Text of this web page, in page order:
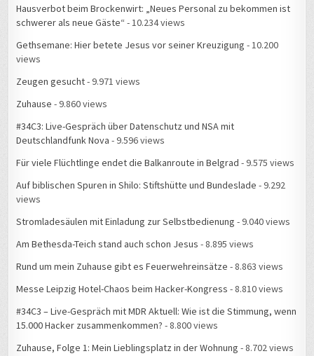
Hausverbot beim Brockenwirt: „Neues Personal zu bekommen ist
schwerer als neue Gäste“ - 10.234 views
Gethsemane: Hier betete Jesus vor seiner Kreuzigung - 10.200
views
Zeugen gesucht- 9.971 views
Zuhause - 9.860 views
#34C3: Live-Gespräch über Datenschutz und NSA mit
Deutschlandfunk Nova - 9.596 views
Für viele Flüchtlinge endet die Balkanroute in Belgrad - 9.575 views
Auf biblischen Spuren in Shilo: Stiftshütte und Bundeslade - 9.292
views
Stromladesäulen mit Einladung zur Selbstbedienung - 9.040 views
Am Bethesda-Teich stand auch schon Jesus - 8.895 views
Rund um mein Zuhause gibt es Feuerwehreinsätze - 8.863 views
Messe Leipzig Hotel-Chaos beim Hacker-Kongress - 8.810 views
#34C3 – Live-Gespräch mit MDR Aktuell: Wie ist die Stimmung, wenn
15.000 Hacker zusammenkommen? - 8.800 views
Zuhause, Folge 1: Mein Lieblingsplatz in der Wohnung - 8.702 views